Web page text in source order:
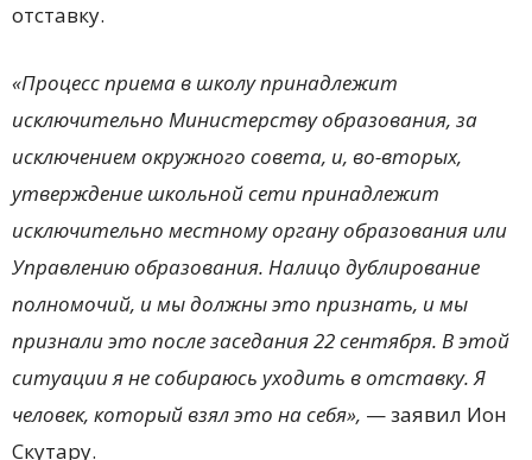
отставку.
«Процесс приема в школу принадлежит
исключительно Министерству образования, за
исключением окружного совета, и, во-вторых,
утверждение школьной сети принадлежит
исключительно местному органу образования или
Управлению образования. Налицо дублирование
полномочий, и мы должны это признать, и мы
признали это после заседания 22 сентября. В этой
ситуации я не собираюсь уходить в отставку. Я
человек, который взял это на себя», — заявил Ион
Скутару.